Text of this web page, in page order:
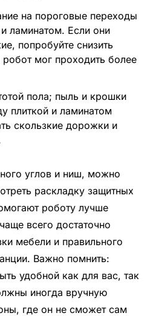
на пороговые переходы
ламинатом. Если они
попробуйте снизить
мог проходить более
пола; пыль и крошки
плиткой и ламинатом
скользкие дорожки и
углов и ниш, можно
раскладку защитных
роботу лучше
всего достаточно
мебели и правильного
Важно помнить:
удобной как для вас, так
иногда вручную
где он не сможет сам